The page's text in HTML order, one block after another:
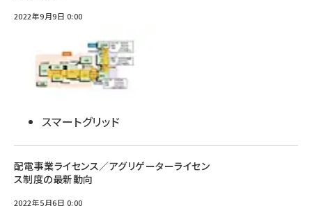
2022年9月9日 0:00
スマートグリッド
配電事業ライセンス／アグリゲーターライセン
ス制度の最新動向
2022年5月6日 0:00